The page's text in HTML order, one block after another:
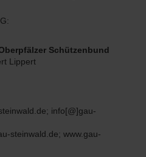
Schützenbund
Lippert
info[@]gau-
steinwald.de; www.gau-